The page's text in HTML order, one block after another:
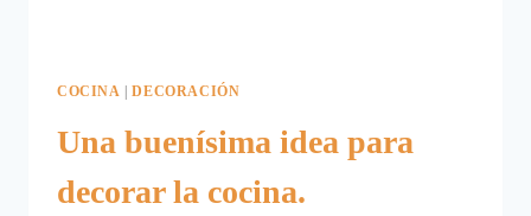
COCINA |DECORACIÓN
Una buenísima idea para
decorar la cocina.